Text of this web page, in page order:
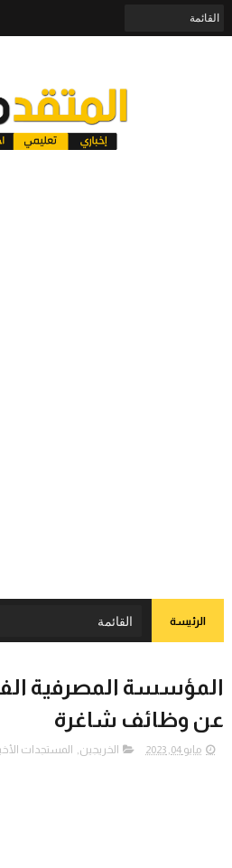
الرئيسة
المؤسسة المصرفية
عن وظائف شاغرة
مايو 04, 2023 الخريجين, المستجدات